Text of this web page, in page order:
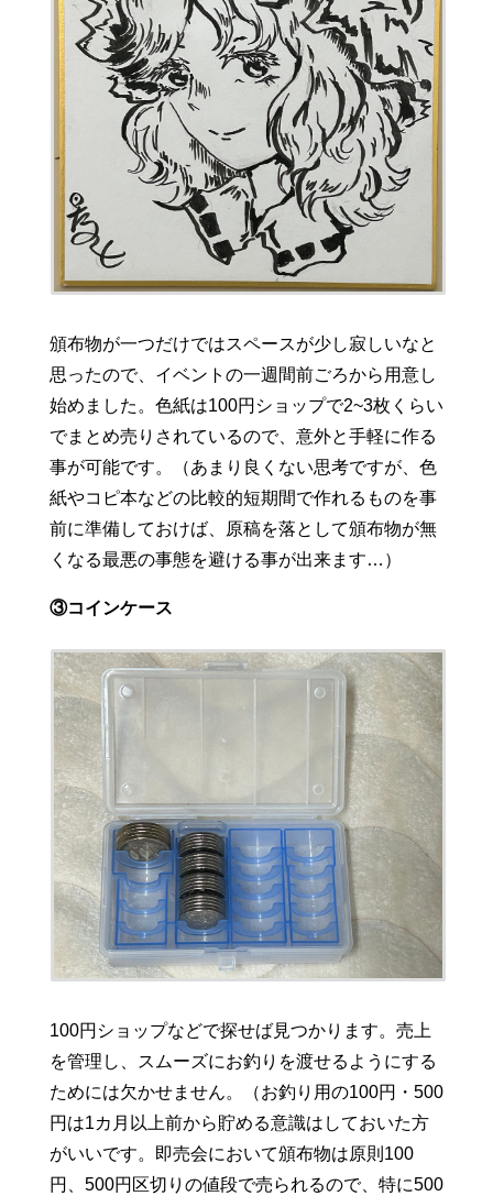
頒布物が一つだけではスペースが少し寂しいなと
思ったので、イベントの一週間前ごろから用意し
始めました。色紙は100円ショップで2~3枚くらい
でまとめ売りされているので、意外と手軽に作る
事が可能です。（あまり良くない思考ですが、色
紙やコピ本などの比較的短期間で作れるものを事
前に準備しておけば、原稿を落として頒布物が無
くなる最悪の事態を避ける事が出来ます…）
③コインケース
100円ショップなどで探せば見つかります。売上
を管理し、スムーズにお釣りを渡せるようにする
ためには欠かせません。（お釣り用の100円・500
円は1カ月以上前から貯める意識はしておいた方
がいいです。即売会において頒布物は原則100
円、500円区切りの値段で売られるので、特に500